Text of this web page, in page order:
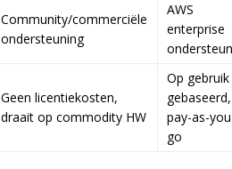
Community/commerciële
ondersteuning
AWS
enterprise
Geen licentiekosten,
draait op commodity HW
Op gebruik
gebaseerd,
pay-as-
go